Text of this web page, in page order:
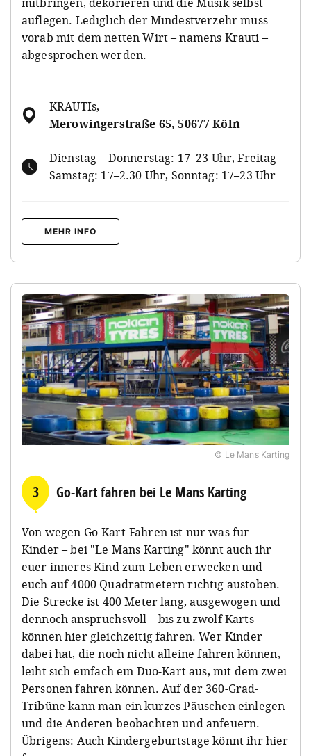
auflegen. Lediglich der Mindestverzehr muss
vorab mit dem netten Wirt – namens Krauti –
abgesprochen werden.
KRAUTIs,
Merowingerstraße 65, 50677 Köln
Dienstag – Donnerstag: 17–23 Uhr, Freitag –
Samstag: 17–2.30 Uhr, Sonntag: 17–23 Uhr
MEHR INFO
© Le Mans Karting
3 Go-Kart fahren bei Le Mans Karting
Von wegen Go-Kart-Fahren ist nur was für
Kinder – bei "Le Mans Karting" könnt auch ihr
euer inneres Kind zum Leben erwecken und
euch auf 4000 Quadratmetern richtig austoben.
Die Strecke ist 400 Meter lang, ausgewogen und
dennoch anspruchsvoll – bis zu zwölf Karts
können hier gleichzeitig fahren. Wer Kinder
dabei hat, die noch nicht alleine fahren können,
leiht sich einfach ein Duo-Kart aus, mit dem zwei
Personen fahren können. Auf der 360-Grad-
Tribüne kann man ein kurzes Päuschen einlegen
und die Anderen beobachten und anfeuern.
Übrigens: Auch Kindergeburtstage könnt ihr hier